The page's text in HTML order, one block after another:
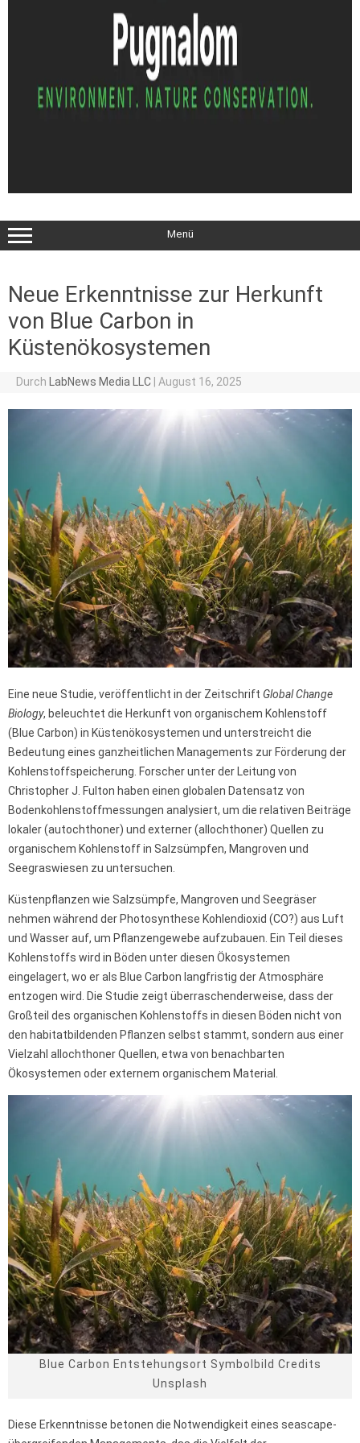
Menü
Neue Erkenntnisse zur Herkunft
von Blue Carbon in
Küstenökosystemen
Durch LabNews Media LLC August 16, 2025
Eine neue Studie, veröffentlicht in der Zeitschrift Global Change
Biology, beleuchtet die Herkunft von organischem Kohlenstoff
(Blue Carbon) in Küstenökosystemen und unterstreicht die
Bedeutung eines ganzheitlichen Managements zur Förderung der
Kohlenstoffspeicherung. Forscher unter der Leitung von
Christopher J. Fulton haben einen globalen Datensatz von
Bodenkohlenstoffmessungen analysiert, um die relativen Beiträge
lokaler (autochthoner) und externer (allochthoner) Quellen zu
organischem Kohlenstoff in Salzsümpfen, Mangroven und
Seegraswiesen zu untersuchen.
Küstenpflanzen wie Salzsümpfe, Mangroven und Seegräser
nehmen während der Photosynthese Kohlendioxid (CO?) aus Luft
und Wasser auf, um Pflanzengewebe aufzubauen. Ein Teil dieses
Kohlenstoffs wird in Böden unter diesen Ökosystemen
eingelagert, wo er als Blue Carbon langfristig der Atmosphäre
entzogen wird. Die Studie zeigt überraschenderweise, dass der
Großteil des organischen Kohlenstoffs in diesen Böden nicht von
den habitatbildenden Pflanzen selbst stammt, sondern aus einer
Vielzahl allochthoner Quellen, etwa von benachbarten
Ökosystemen oder externem organischem Material.
Blue Carbon Entstehungsort Symbolbild Credits
Unsplash
Diese Erkenntnisse betonen die Notwendigkeit eines seascape-